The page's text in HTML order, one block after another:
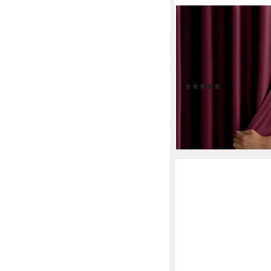
Gardine Gardine
Raffhalter Samt
Verdunkelnd (1 St),
lieferbar - in 5-6
+14